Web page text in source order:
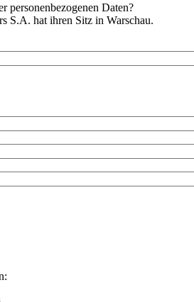
personenbezogenen Daten?
hat ihren Sitz in Warschau.